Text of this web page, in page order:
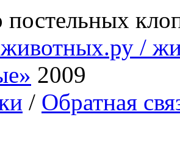
постельных
/
2009
/ Обратная